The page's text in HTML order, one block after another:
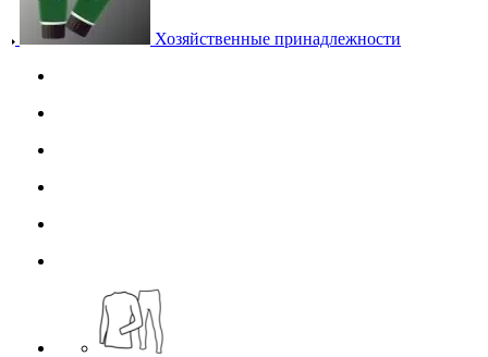
Хозяйственные принадлежности